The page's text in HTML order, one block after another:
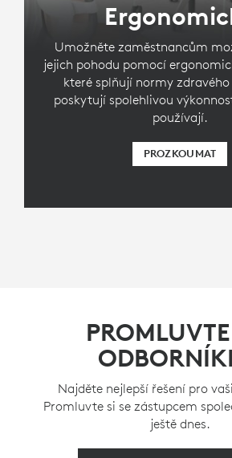
Umožněte zaměstnancům
jejich pohodu pomocí
které splňují normy
poskytují spolehlivou
používají.
PROZKOUMAT
PROMLUVTE
Najděte nejlepší řešení pro
Promluvte si se zástupcem
ještě dnes.